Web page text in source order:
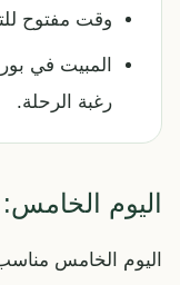
وقت مفتوح
المبيت في
رغبة الرحلة.
اليوم
اليوم الخامس